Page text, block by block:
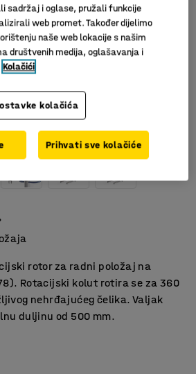
rotor za radni položaj na
Rotacijski kolut rotira se za 360
nehrđajućeg čelika. Valjak
duljinu od 500 mm.
sadržaj i oglase, pružali funkcije
web promet. Također dijelimo
naše web lokacije s našim
društvenih medija, oglašavanja i
Kolačići
kolačića
Prihvati sve kolačiće